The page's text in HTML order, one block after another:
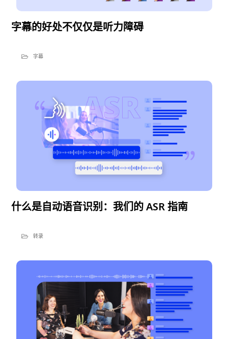
字幕的好处不仅仅是听力障碍
字幕
什么是自动语音识别：我们的 ASR 指南
转录